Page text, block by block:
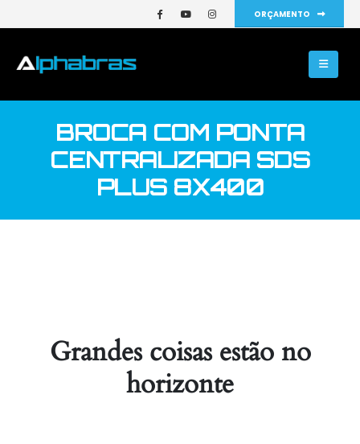
ORÇAMENTO
BROCA COM PONTA
CENTRALIZADA SDS
PLUS 8X400
Grandes coisas estão no
horizonte